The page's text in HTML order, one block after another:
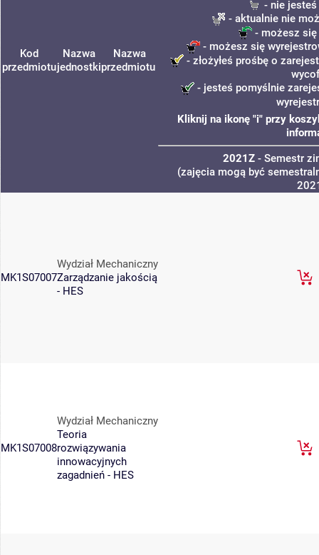
Kod
przedmiotu
Nazwa
jednostki
Nazwa
przedmiotu
- nie
- aktualnie nie
- możesz się
- możesz się
- złożyłeś prośbę o
- jesteś pomyślnie
Kliknij na ikonę "i" przy
2021Z - Semestr
(zajęcia mogą być
MK1S07007
Wydział Mechaniczny
Zarządzanie jakością
- HES
MK1S07008
Wydział Mechaniczny
Teoria
rozwiązywania
innowacyjnych
zagadnień - HES